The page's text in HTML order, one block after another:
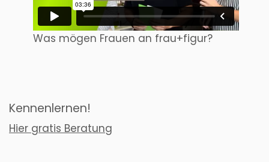
Was mögen Frauen an frau+figur?
Kennenlernen!
Hier gratis Beratung